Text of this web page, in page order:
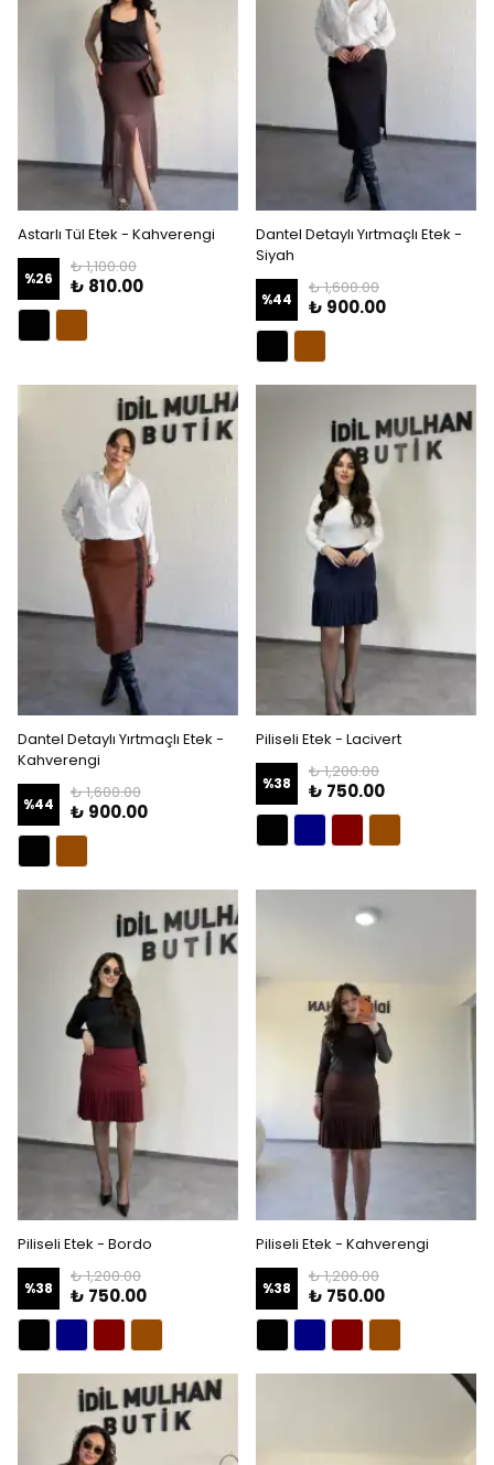
Astarlı Tül Etek - Kahverengi
%26
₺ 1,100.00
₺ 810.00
Dantel Detaylı Yırtmaçlı Etek -
Siyah
%44
₺ 1,600.00
₺ 900.00
Dantel Detaylı Yırtmaçlı Etek -
Kahverengi
%44
₺ 1,600.00
₺ 900.00
Piliseli Etek - Lacivert
%38
₺ 1,200.00
₺ 750.00
Piliseli Etek - Bordo
%38
₺ 1,200.00
₺ 750.00
Piliseli Etek - Kahverengi
%38
₺ 1,200.00
₺ 750.00